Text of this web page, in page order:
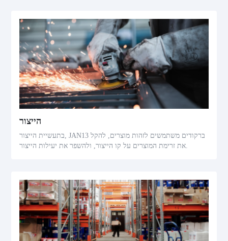
הייצור
בתעשיית הייצור, JAN13 ברקודים משתמשים לזהות מוצרים, להקל
את זרימת המוצרים על קו הייצור, ולהשפר את יעילות הייצור.